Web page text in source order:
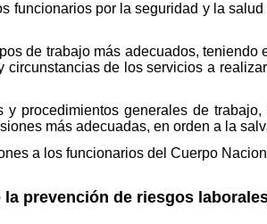
funcionarios por la seguridad y la
de trabajo más adecuados,
circunstancias de los servicios a
y procedimientos generales de
más adecuadas, en orden a la
a los funcionarios del Cuerpo
prevención de riesgos